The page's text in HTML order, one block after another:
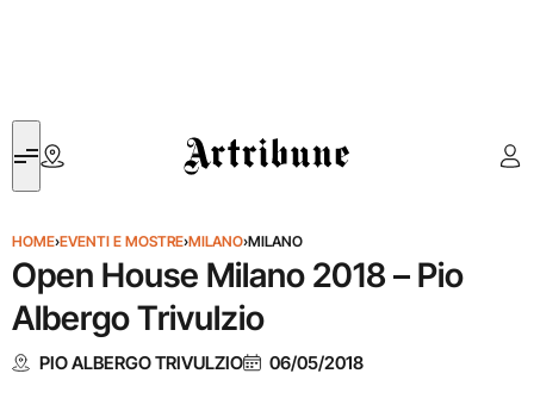
Artribune
HOME›EVENTI E MOSTRE›MILANO›MILANO
Open House Milano 2018 – Pio
Albergo Trivulzio
PIO ALBERGO TRIVULZIO 06/05/2018